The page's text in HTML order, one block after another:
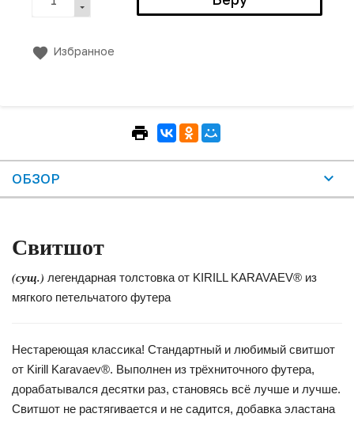
Избранное
ОБЗОР
Свитшот
(сущ.) легендарная толстовка от KIRILL KARAVAEV® из
мягкого петельчатого футера
Нестареющая классика! Стандартный и любимый свитшот
от Kirill Karavaev®. Выполнен из трёхниточного футера,
дорабатывался десятки раз, становясь всё лучше и лучше.
Свитшот не растягивается и не садится, добавка эластана